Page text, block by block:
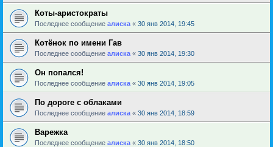
Коты-аристократы
Последнее сообщение алиска « 30 янв 2014, 19:45
Котёнок по имени Гав
Последнее сообщение алиска « 30 янв 2014, 19:30
Он попался!
Последнее сообщение алиска « 30 янв 2014, 19:05
По дороге с облаками
Последнее сообщение алиска « 30 янв 2014, 18:59
Варежка
Последнее сообщение алиска « 30 янв 2014, 18:50